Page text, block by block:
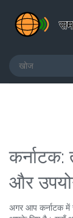
कर्नाटक:
और
अगर आप कर्नाटक में